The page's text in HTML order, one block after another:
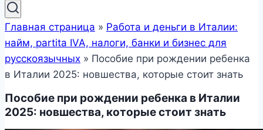
Главная страница » Работа и деньги в Италии:
найм, partita IVA, налоги, банки и бизнес для
русскоязычных » Пособие при рождении ребенка
в Италии 2025: новшества, которые стоит знать
Пособие при рождении ребенка в Италии
2025: новшества, которые стоит знать